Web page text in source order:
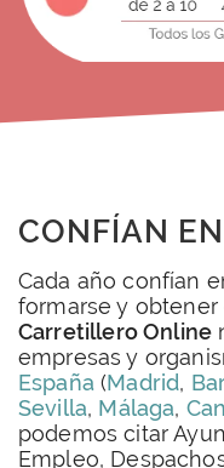
CONFÍAN
Cada año confían
formarse y obtener
Carretillero Online
empresas y
España(Madrid,
Sevilla, Málaga,
podemos citar
Empleo,